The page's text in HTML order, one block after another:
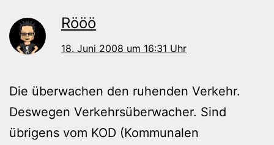
Rööö
18. Juni 2008 um 16:31 Uhr
Die überwachen den ruhenden Verkehr.
Deswegen Verkehrsüberwacher. Sind
übrigens vom KOD (Kommunalen